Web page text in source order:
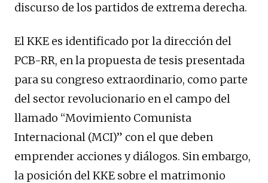
discurso de los partidos de extrema derecha.
El KKE es identificado por la dirección del
PCB-RR, en la propuesta de tesis presentada
para su congreso extraordinario, como parte
del sector revolucionario en el campo del
llamado “Movimiento Comunista
Internacional (MCI)” con el que deben
emprender acciones y diálogos. Sin embargo,
la posición del KKE sobre el matrimonio